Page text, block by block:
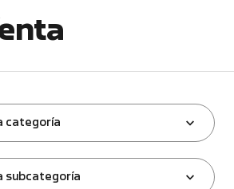
categoría
subcategoría